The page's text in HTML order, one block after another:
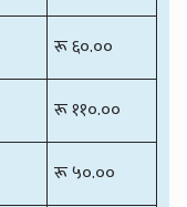
रू ६०.००
रू ११०.००
रू ५०.००